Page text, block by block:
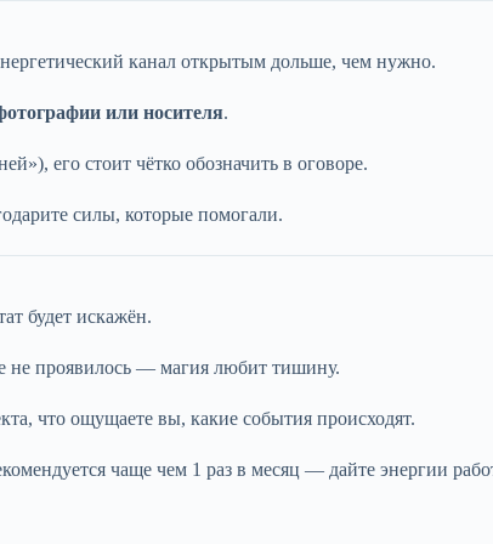
канал открытым дольше, чем нужно.
или носителя.
его стоит чётко обозначить в оговоре.
силы, которые помогали.
будет искажён.
не проявилось — магия любит тишину.
что ощущаете вы, какие события происходят.
чаще чем 1 раз в месяц — дайте энергии